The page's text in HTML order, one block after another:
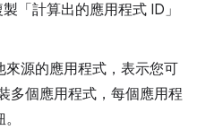
「計算出的應用程式 ID」
來源的應用程式，表示您可
多個應用程式，每個應用程